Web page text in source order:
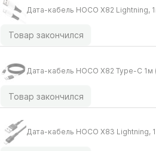
Дата-кабель HOCO X82 Lightning,
Товар закончился
Дата-кабель HOCO X82 Type-C 1м
Товар закончился
Дата-кабель HOCO X83 Lightning,